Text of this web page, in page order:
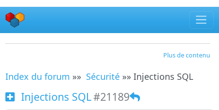
Plus de contenu
Index du forum »» Sécurité»» Injections SQL
Injections SQL#21189